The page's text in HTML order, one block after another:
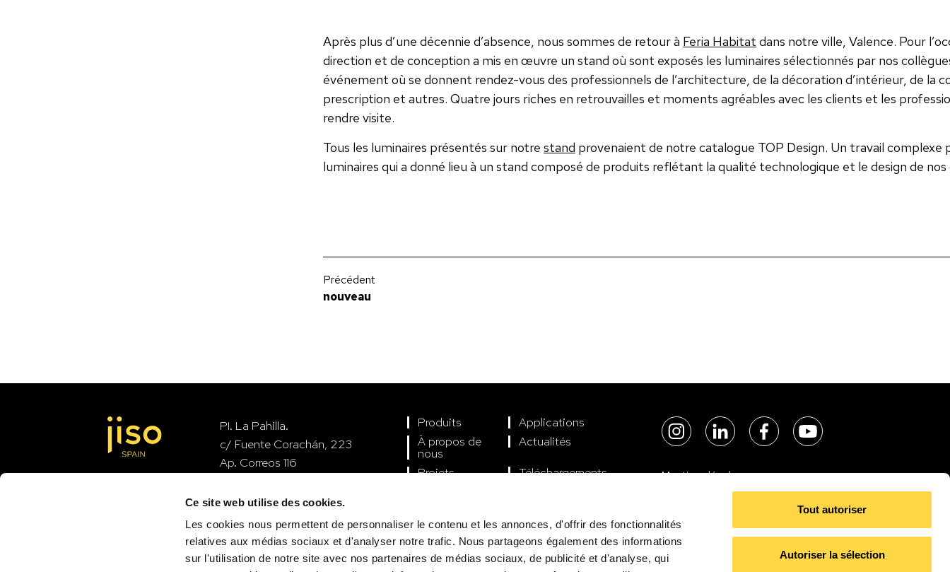
Ce site web utilise des cookies.
Les cookies nous permettent de personnaliser le contenu et les annonces, d'offrir des fonctionnalités
relatives aux médias sociaux et d'analyser notre trafic. Nous partageons également des informations
sur l'utilisation de notre site avec nos partenaires de médias sociaux, de publicité et d'analyse, qui
Tout autoriser
Autoriser la sélection
Après plus d’une décennie d’absence, nous sommes de retour à Feria Habitat dans notre ville, Valence. Pour
direction et de conception a mis en œuvre un stand où sont exposés les luminaires sélectionnés par nos
événement où se donnent rendez-vous des professionnels de l’architecture, de la décoration d’intérieur, de la
prescription et autres. Quatre jours riches en retrouvailles et moments agréables avec les clients et les
rendre visite.
Tous les luminaires présentés sur notre stand provenaient de notre catalogue TOP Design. Un travail complexe
luminaires qui a donné lieu à un stand composé de produits reflétant la qualité technologique et le design de nos
Précédent
nouveau
PI. La Pahilla.
c/ Fuente Corachán, 223
Ap. Correos 116
contact
Produits
Applications
À propos de
nous
Actualités
Projets
Téléchargements
Mentions légales
Politique de Cookies
Politique de confidentialité